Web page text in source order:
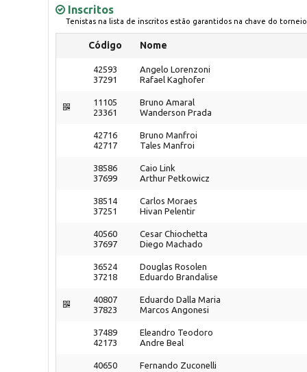
Inscritos
Tenistas na lista de inscritos estão garantidos na chave do torneio
Código Nome
42593
37291
Angelo Lorenzoni
Rafael Kaghofer
11105
23361
Bruno Amaral
Wanderson Prada
42716
42717
Bruno Manfroi
Tales Manfroi
38586
37699
Caio Link
Arthur Petkowicz
38514
37251
Carlos Moraes
Hivan Pelentir
40560
37697
Cesar Chiochetta
Diego Machado
36524
37218
Douglas Rosolen
Eduardo Brandalise
40807
37823
Eduardo Dalla Maria
Marcos Angonesi
37489
42173
Eleandro Teodoro
Andre Beal
40650
Fernando Zuconelli